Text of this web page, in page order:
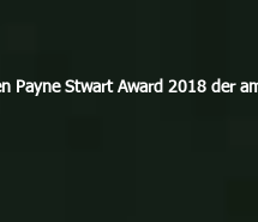
Payne Stwart Award 2018 der